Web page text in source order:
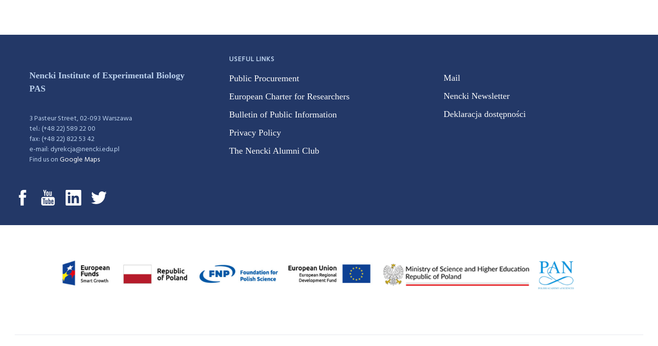
Nencki Institute of Experimental Biology
PAS
3 Pasteur Street, 02-093 Warszawa
tel.: (+48 22) 589 22 00
fax: (+48 22) 822 53 42
e-mail: dyrekcja@nencki.edu.pl
Find us onGoogle Maps
USEFUL LINKS
Public Procurement
European Charter for Researchers
Bulletin of Public Information
Privacy Policy
The Nencki Alumni Club
Mail
Nencki Newsletter
Deklaracja dostępności